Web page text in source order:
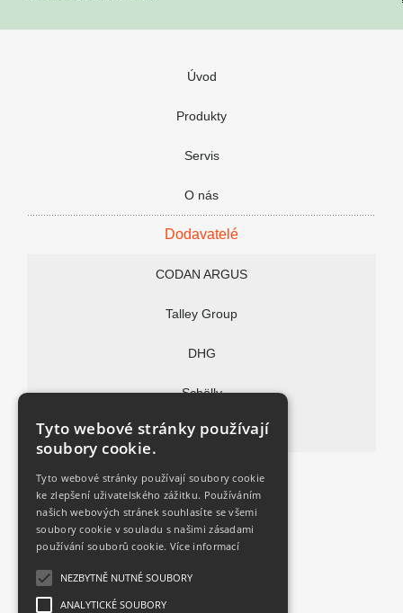
Nenašli jste co potřebujete nebo máte
Souhlasím sezpracováním osobních údajů
Úvod
Produkty
Servis
O nás
Dodavatelé
CODAN ARGUS
Talley Group
DHG
Schölly
Vitalitec
FAQ
Kontakt
Aktuality
Tyto webové stránky používají
soubory cookie.
Tyto webové stránky používají soubory cookie
ke zlepšení uživatelského zážitku. Používáním
našich webových stránek souhlasíte se všemi
soubory cookie v souladu s našimi zásadami
používání souborů cookie. Více informací
NEZBYTNĚ NUTNÉ SOUBORY
ANALYTICKÉ SOUBORY